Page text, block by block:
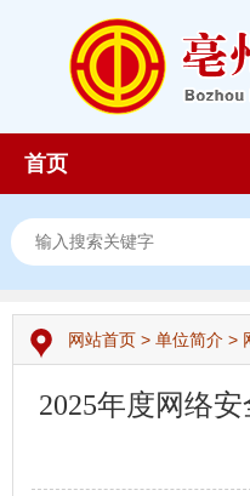
首页
网站首页 > 单位简介 >
2025年度网络